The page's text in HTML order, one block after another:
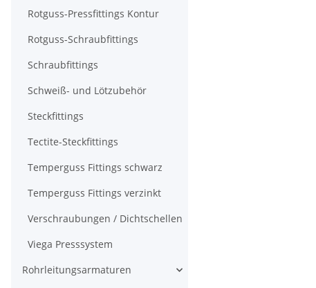
Rotguss-Pressfittings Kontur
Rotguss-Schraubfittings
Schraubfittings
Schweiß- und Lötzubehör
Steckfittings
Tectite-Steckfittings
Temperguss Fittings schwarz
Temperguss Fittings verzinkt
Verschraubungen / Dichtschellen
Viega Presssystem
Rohrleitungsarmaturen